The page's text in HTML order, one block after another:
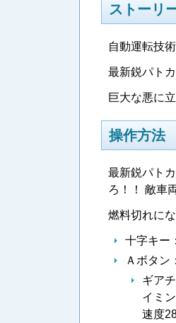
ストーリ
自動運転技
最新鋭パト
巨大な悪に
操作方法
最新鋭パト
ろ！！ 敵車
燃料切れに
十字キー
Ａボタ
ギア
イミ
速度